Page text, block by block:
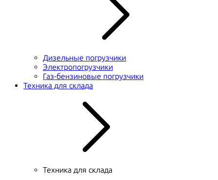
Дизельные погрузчики
Электропогрузчики
Газ-бензиновые погрузчики
Техника для склада
Техника для склада